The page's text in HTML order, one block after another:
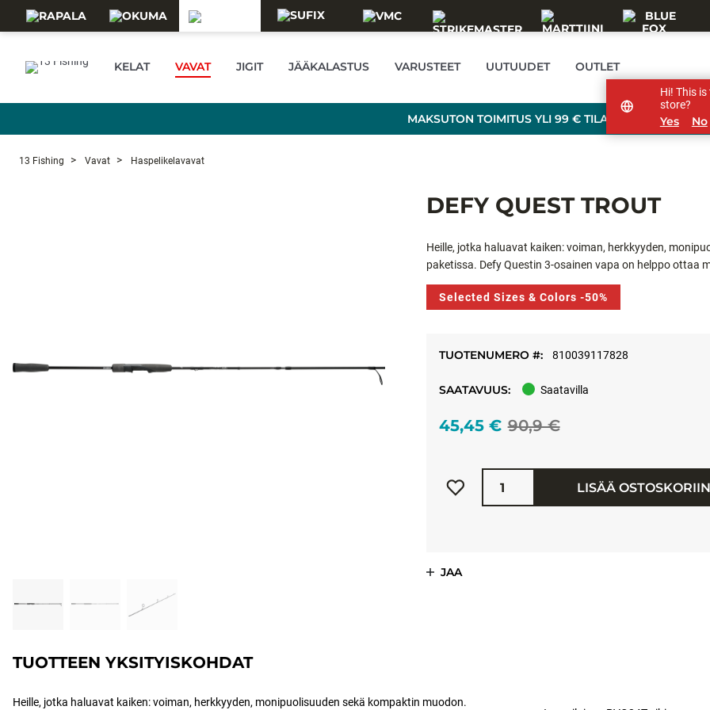
KELAT VAVAT JIGIT JÄÄKALASTUS VARUSTEET UUTUUDET OUTLET
MAKSUTON TOIMITUS YLI 99 € TILAUKSILLE!
13 Fishing Vavat Haspelikelavavat
DEFY QUEST TROUT
Heille, jotka haluavat kaiken: voiman, herkkyyden,
paketissa. Defy Questin 3-osainen vapa on helppo ottaa
suurtenkin haastajien selättämiseen. Kaiken
Selected Sizes & Colors -50%
TUOTENUMERO #: 810039117828
SAATAVUUS: Saatavilla
90,9 €
45,45 €
Määrä
LISÄÄ OSTOSKORIIN
JAA
TUOTTEEN YKSITYISKOHDAT
Heille, jotka haluavat kaiken: voiman, herkkyyden, monipuolisuuden sekä kompaktin muodon.
Hi! This
store?
Yes No